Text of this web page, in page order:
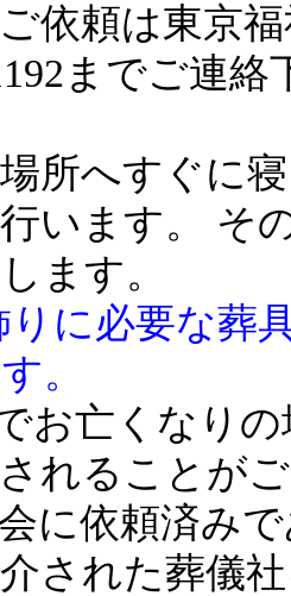
依頼は東京
までご連
所へすぐに
います。 そ
ます。
に必要な葬
。
お亡くなり
れることが
に依頼済み
された葬儀